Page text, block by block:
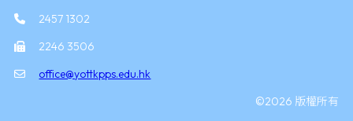
2457 1302
2246 3506
office@yottkpps.edu.hk
©2026 版權所有